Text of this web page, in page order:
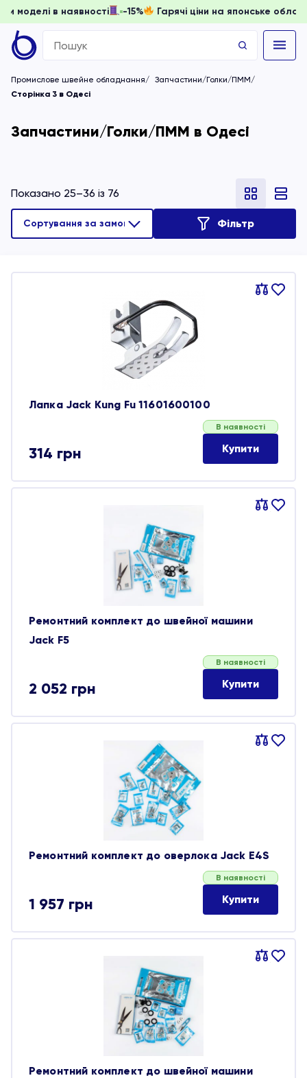
доки моделі в наявності -15% Гарячі ціни на
Search
for:
Промислове швейне обладнання
Запчастини/Голки/ПММ
Сторінка 3 в Одесі
Запчастини/Голки/ПММ в Одесі
Показано 25–36 із 76
Фільтр
Порівняти
В
Лапка Jack Kung Fu 11601600100
314 грн
В наявності
Купити
Порівняти
В
Ремонтний комплект до швейної машини
Jack F5
2 052 грн
В наявності
Купити
Порівняти
В
Ремонтний комплект до оверлока Jack E4S
1 957 грн
В наявності
Купити
Порівняти
В
Ремонтний комплект до швейної машини